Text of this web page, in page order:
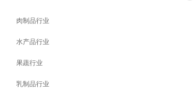
肉制品行业
水产品行业
果蔬行业
乳制品行业